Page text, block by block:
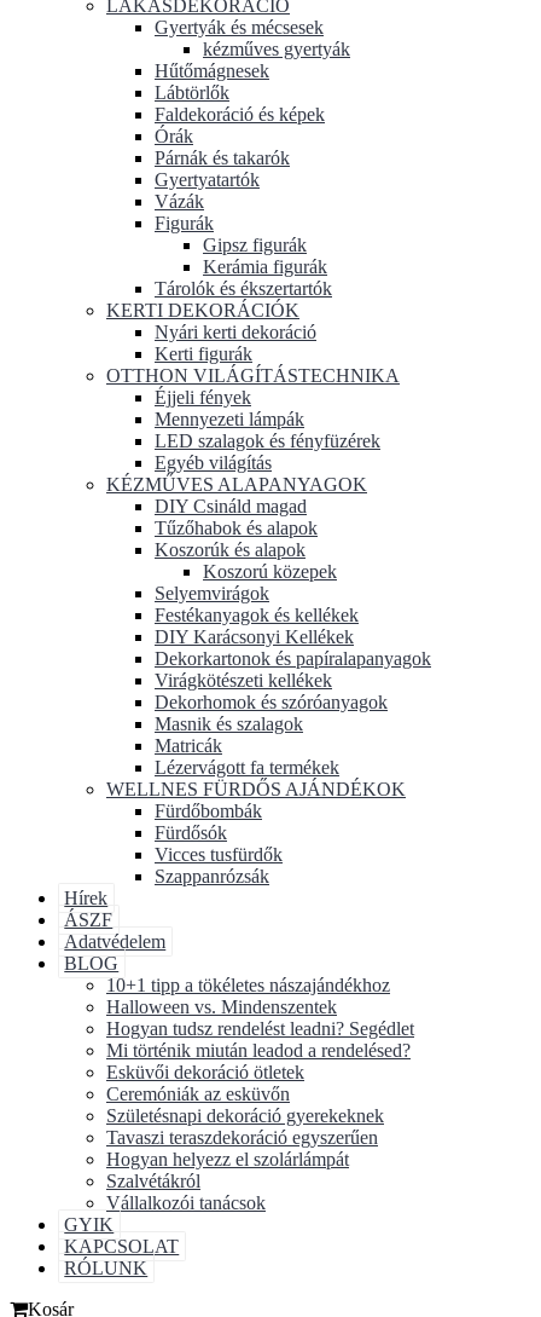
LAKÁSDEKORÁCIÓ
Gyertyák és mécsesek
kézműves gyertyák
Hűtőmágnesek
Lábtörlők
Faldekoráció és képek
Órák
Párnák és takarók
Gyertyatartók
Vázák
Figurák
Gipsz figurák
Kerámia figurák
Tárolók és ékszertartók
KERTI DEKORÁCIÓK
Nyári kerti dekoráció
Kerti figurák
OTTHON VILÁGÍTÁSTECHNIKA
Éjjeli fények
Mennyezeti lámpák
LED szalagok és fényfüzérek
Egyéb világítás
KÉZMŰVES ALAPANYAGOK
DIY Csináld magad
Tűzőhabok és alapok
Koszorúk és alapok
Koszorú közepek
Selyemvirágok
Festékanyagok és kellékek
DIY Karácsonyi Kellékek
Dekorkartonok és papíralapanyagok
Virágkötészeti kellékek
Dekorhomok és szóróanyagok
Masnik és szalagok
Matricák
Lézervágott fa termékek
WELLNES FÜRDŐS AJÁNDÉKOK
Fürdőbombák
Fürdősók
Vicces tusfürdők
Szappanrózsák
Hírek
ÁSZF
Adatvédelem
BLOG
10+1 tipp a tökéletes nászajándékhoz
Halloween vs. Mindenszentek
Hogyan tudsz rendelést leadni? Segédlet
Mi történik miután leadod a rendelésed?
Esküvői dekoráció ötletek
Ceremóniák az esküvőn
Születésnapi dekoráció gyerekeknek
Tavaszi teraszdekoráció egyszerűen
Hogyan helyezz el szolárlámpát
Szalvétákról
Vállalkozói tanácsok
GYIK
KAPCSOLAT
RÓLUNK
Kosár